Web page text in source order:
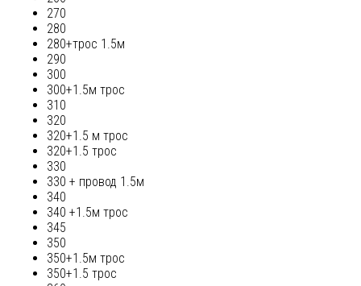
270
280
280+трос 1.5м
290
300
300+1.5м трос
310
320
320+1.5 м трос
320+1.5 трос
330
330 + провод 1.5м
340
340 +1.5м трос
345
350
350+1.5м трос
350+1.5 трос